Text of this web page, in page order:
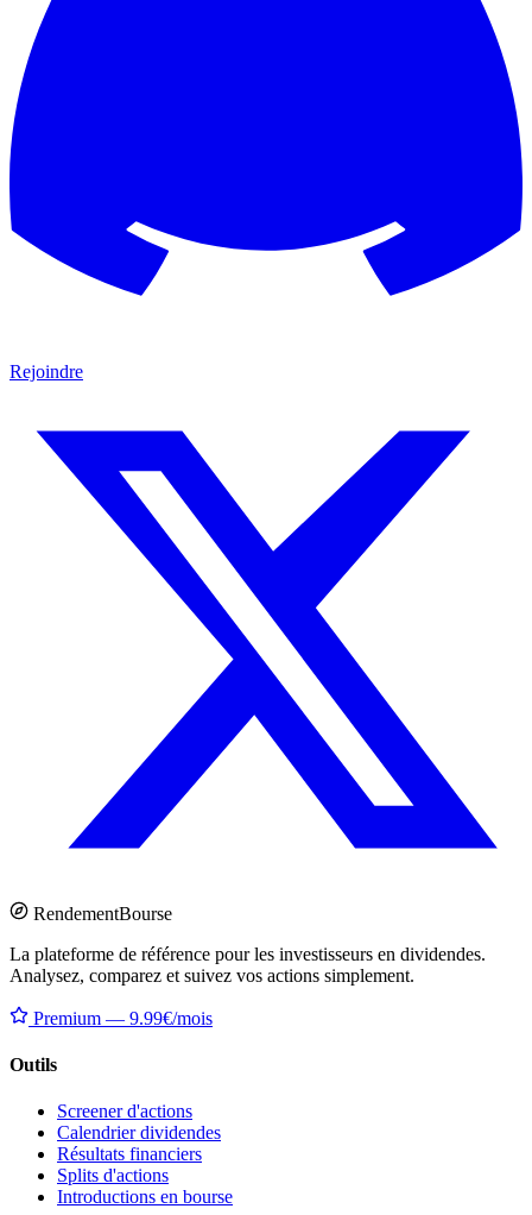
Rejoindre
RendementBourse
La plateforme de référence pour les investisseurs en dividendes.
Analysez, comparez et suivez vos actions simplement.
Premium — 9.99€/mois
Outils
Screener d'actions
Calendrier dividendes
Résultats financiers
Splits d'actions
Introductions en bourse